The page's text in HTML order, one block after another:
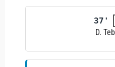
37'
D.